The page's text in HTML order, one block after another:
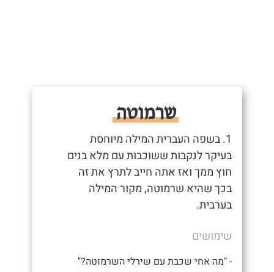
שרמוטה
1. בשפה העברית המילה מיוחסת
בעיקר לנקבות ששוכבות עם מלא בנים
חוץ ממך ואז אתה חייב לתרץ את זה
בכך שהיא שרמוטה, מקור המילה
בערבית.
שימושים
- "מה אחי שכבת עם שירלי השרמוטה?"